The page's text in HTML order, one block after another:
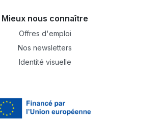
Mieux nous connaître
Offres d'emploi
Nos newsletters
Identité visuelle